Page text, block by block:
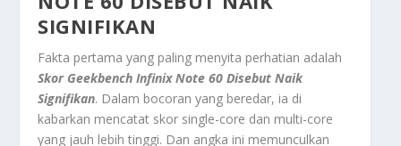
SIGNIFIKAN
Fakta pertama yang paling menyita perhatian adalah
Skor Geekbench Infinix Note 60 Disebut Naik
Signifikan. Dalam bocoran yang beredar, ia di
kabarkan mencatat skor single-core dan multi-core
yang jauh lebih tinggi. Dan angka ini memunculkan